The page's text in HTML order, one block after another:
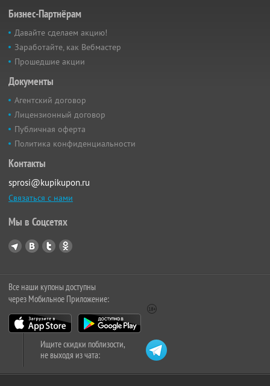
Бизнес-Партнёрам
Давайте сделаем акцию!
Заработайте, как Вебмастер
Прошедшие акции
Документы
Агентский договор
Лицензионный договор
Публичная оферта
Политика конфиденциальности
Контакты
sprosi@kupikupon.ru
Связаться с нами
Мы в Соцсетях
Все наши купоны доступны
через Мобильное Приложение:
Ищите скидки поблизости,
не выходя из чата: